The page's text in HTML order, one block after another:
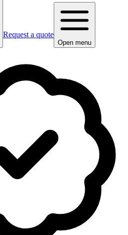
Request a quote
Open menu